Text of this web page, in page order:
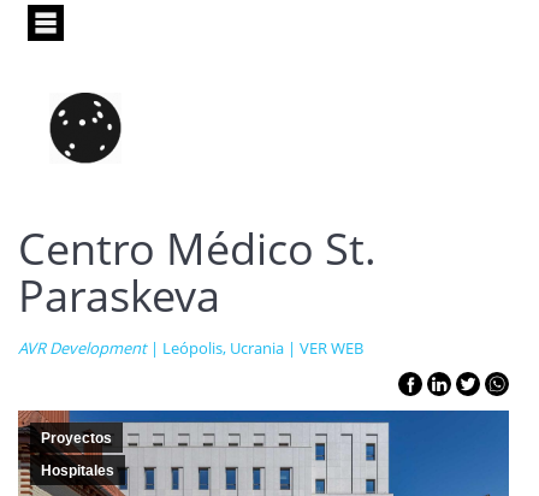
Pasar
principal
Centro Médico St.
Paraskeva
AVR Development| Leópolis, Ucrania | VER WEB
Proyectos
Hospitales